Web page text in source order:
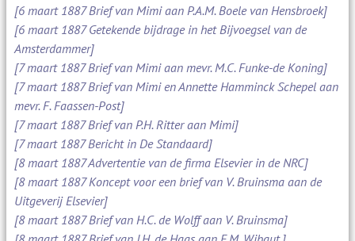
[6 maart 1887 Brief van Mimi aan P.A.M. Boele van Hensbroek]
[6 maart 1887 Getekende bijdrage in het Bijvoegsel van de
Amsterdammer]
[7 maart 1887 Brief van Mimi aan mevr. M.C. Funke-de Koning]
[7 maart 1887 Brief van Mimi en Annette Hamminck Schepel aan
mevr. F. Faassen-Post]
[7 maart 1887 Brief van P.H. Ritter aan Mimi]
[7 maart 1887 Bericht in De Standaard]
[8 maart 1887 Advertentie van de firma Elsevier in de NRC]
[8 maart 1887 Koncept voor een brief van V. Bruinsma aan de
Uitgeverij Elsevier]
[8 maart 1887 Brief van H.C. de Wolff aan V. Bruinsma]